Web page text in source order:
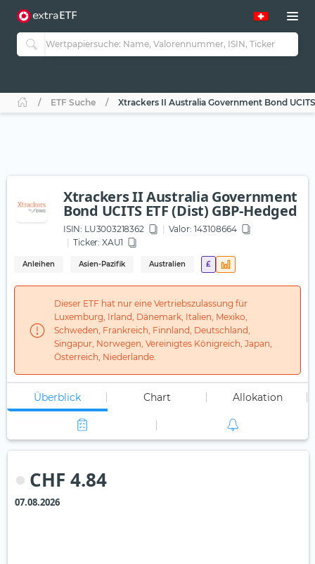
ETF Suche Xtrackers II Australia Government Bond
Xtrackers II Australia Government
Bond UCITS ETF (Dist) GBP-Hedged
ISIN: LU3003218362
Valor: 143108664
Ticker: XAU1
Anleihen Asien-Pazifik Australien £
Dieser ETF hat nur eine Vertriebszulassung für
Luxemburg, Irland, Dänemark, Italien, Mexiko,
Schweden, Frankreich, Finnland, Deutschland,
Singapur, Norwegen, Vereinigtes Königreich, Japan,
Österreich, Niederlande.
Überblick Chart Allokation
CHF 4.84
07.08.2026